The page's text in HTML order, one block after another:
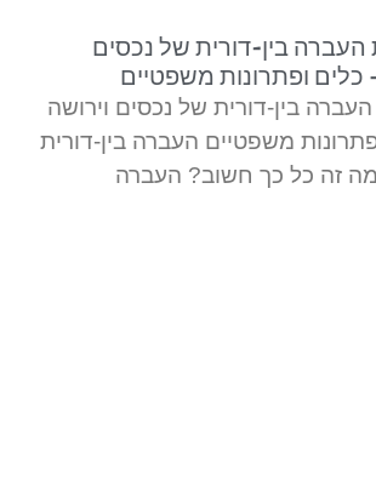
העברה בין-דורית של נכסים
כלים ופתרונות משפטיים
בין-דורית של נכסים וירושה
משפטיים העברה בין-דורית
זה כל כך חשוב? העברה